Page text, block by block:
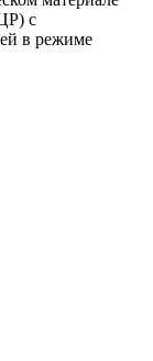
с
в режиме